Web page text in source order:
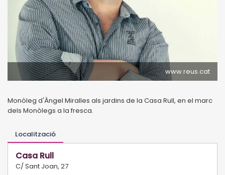
www.reus.cat
Monòleg d'Àngel Miralles als jardins de la Casa Rull, en el marc
dels Monòlegs a la fresca.
Localització
Casa Rull
C/ Sant Joan, 27